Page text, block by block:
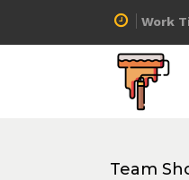
Work
Team